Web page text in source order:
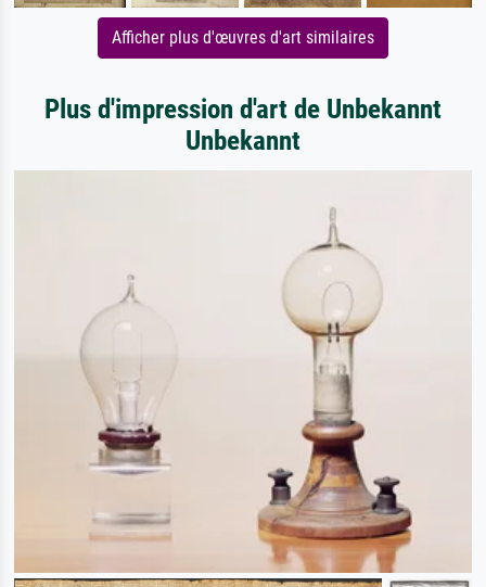
Afficher plus d'œuvres d'art similaires
Plus d'impression d'art de Unbekannt
Unbekannt